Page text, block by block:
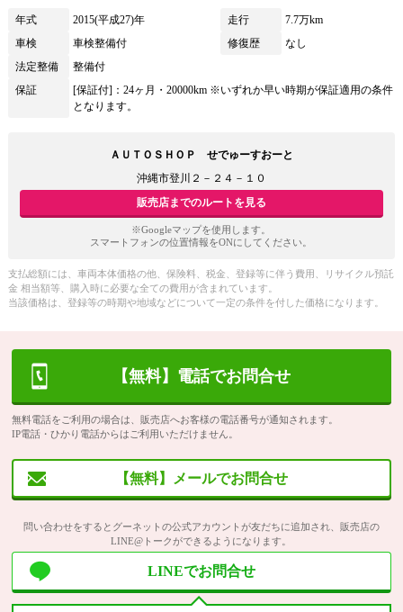
年式 2015(平成27)年 走行
7.7万km
車検
車検整備付 修復歴
なし
法定整備
整備付
保証
[保証付]：24ヶ月・20000km ※いずれか早い時期が保証適用の条件
となります。
ＡＵＴＯＳＨＯＰ せでゅーすおーと
沖縄市登川２－２４－１０
販売店までのルートを見る
※Googleマップを使用します。
スマートフォンの位置情報をONにしてください。
支払総額には、車両本体価格の他、保険料、税金、登録等に伴う費用、リサイクル預託
金 相当額等、購入時に必要な全ての費用が含まれています。
当該価格は、登録等の時期や地域などについて一定の条件を付した価格になります。
【無料】電話でお問合せ
無料電話をご利用の場合は、販売店へお客様の電話番号が通知されます。
IP電話・ひかり電話からはご利用いただけません。
【無料】メールでお問合せ
問い合わせをするとグーネットの公式アカウントが友だちに追加され、販売店の
LINE@トークができるようになります。
LINEでお問合せ